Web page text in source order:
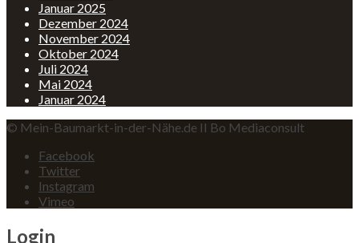
Januar 2025
Dezember 2024
November 2024
Oktober 2024
Juli 2024
Mai 2024
Januar 2024
© Mein-Baumarkt-in-der-Nähe.de II Bo Mediaconsult
Facebook
Twitter
Instagram
Vimeo
Login